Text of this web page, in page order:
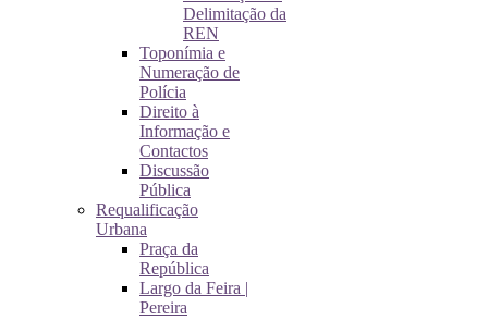
Delimitação da
REN
Toponímia e
Numeração de
Polícia
Direito à
Informação e
Contactos
Discussão
Pública
Requalificação
Urbana
Praça da
República
Largo da Feira |
Pereira